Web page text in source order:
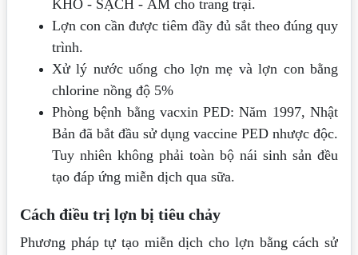
KHÔ - SẠCH - ẤM cho trang trại.
Lợn con cần được tiêm đầy đủ sắt theo đúng quy
trình.
Xử lý nước uống cho lợn mẹ và lợn con bằng
chlorine nồng độ 5%
Phòng bệnh bằng vacxin PED: Năm 1997, Nhật
Bản đã bắt đầu sử dụng vaccine PED nhược độc.
Tuy nhiên không phải toàn bộ nái sinh sản đều
tạo đáp ứng miễn dịch qua sữa.
Cách điều trị lợn bị tiêu chảy
Phương pháp tự tạo miễn dịch cho lợn bằng cách sử